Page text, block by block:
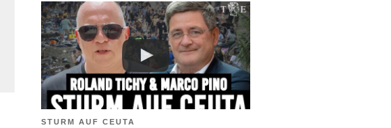
STURM AUF CEUTA